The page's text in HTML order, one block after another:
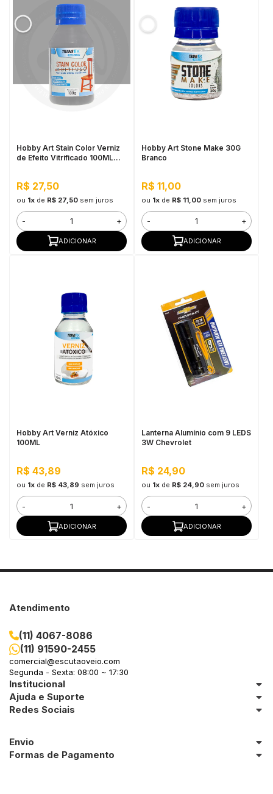
Hobby Art Stain Color Verniz
de Efeito Vitrificado 100ML
R$ 27,50
ou 1xde R$ 27,50 sem juros
- +
ADICIONAR
Hobby Art Stone Make 30G
Branco
R$ 11,00
ou 1xde R$ 11,00 sem juros
- +
ADICIONAR
Hobby Art Verniz Atóxico
100ML
R$ 43,89
ou 1xde R$ 43,89 sem juros
- +
ADICIONAR
Lanterna Alumínio com 9 LEDS
3W Chevrolet
R$ 24,90
ou 1xde R$ 24,90 sem juros
- +
ADICIONAR
Atendimento
(11) 4067-8086
(11) 91590-2455
comercial@escutaoveio.com
Segunda - Sexta: 08:00 ~ 17:30
Institucional
Ajuda e Suporte
Redes Sociais
Envio
Formas de Pagamento